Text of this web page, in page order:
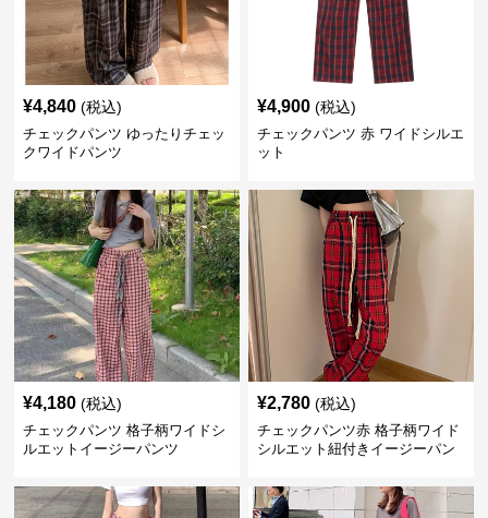
¥4,840 (税込)
チェックパンツ ゆったりチェッ
クワイドパンツ
¥4,900 (税込)
チェックパンツ 赤 ワイドシルエ
ット
¥4,180 (税込)
チェックパンツ 格子柄ワイドシ
ルエットイージーパンツ
¥2,780 (税込)
チェックパンツ赤 格子柄ワイド
シルエット紐付きイージーパン